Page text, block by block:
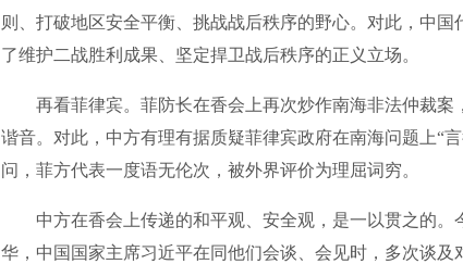
则、打破地区安全平衡、挑战战后秩序的野心。对此，中
了维护二战胜利成果、坚定捍卫战后秩序的正义立场。
再看菲律宾。菲防长在香会上再次炒作南海非法仲裁案
谐音。对此，中方有理有据质疑菲律宾政府在南海问题上“
问，菲方代表一度语无伦次，被外界评价为理屈词穷。
中方在香会上传递的和平观、安全观，是一以贯之的。
华，中国国家主席习近平在同他们会谈、会见时，多次谈及